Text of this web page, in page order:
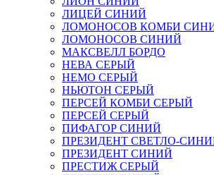
ЛИЦЕЙ СИНИЙ
ЛОМОНОСОВ КОМБИ
ЛОМОНОСОВ СИНИЙ
МАКСВЕЛЛ БОРДО
НЕВА СЕРЫЙ
НЕМО СЕРЫЙ
НЬЮТОН СЕРЫЙ
ПЕРСЕЙ КОМБИ СЕРЫЙ
ПЕРСЕЙ СЕРЫЙ
ПИФАГОР СИНИЙ
ПРЕЗИДЕНТ СВЕТЛО-
ПРЕЗИДЕНТ СИНИЙ
ПРЕСТИЖ СЕРЫЙ